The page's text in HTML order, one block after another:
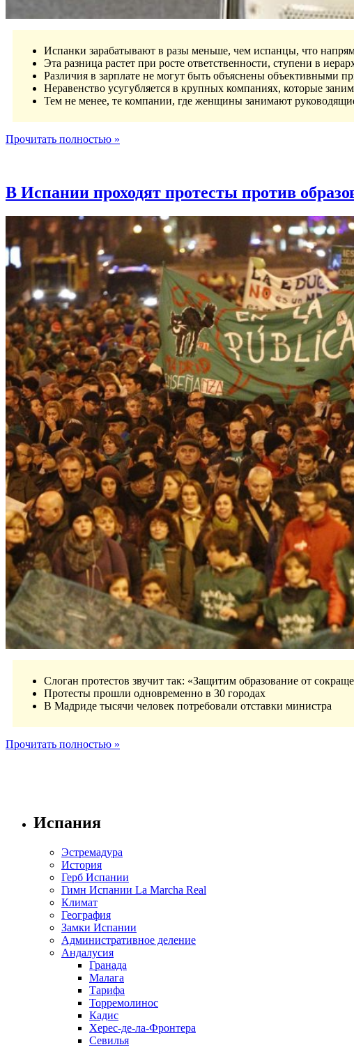
Испанки зарабатывают в разы меньше, чем испанцы, что
Эта разница растет при росте ответственности, ступени в
Различия в зарплате не могут быть объяснены объективными
Неравенство усугубляется в крупных компаниях, которые
Тем не менее, те компании, где женщины занимают
Прочитать полностью »
В Испании проходят протесты против
Слоган протестов звучит так: «Защитим образование от
Протесты прошли одновременно в 30 городах
В Мадриде тысячи человек потребовали отставки министра
Прочитать полностью »
Испания
Эстремадура
История
Герб Испании
Гимн Испании La Marcha Real
Климат
География
Замки Испании
Административное деление
Андалусия
Гранада
Малага
Тарифа
Торремолинос
Кадис
Херес-де-ла-Фронтера
Севилья